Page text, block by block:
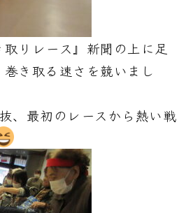
りレース』新聞の上に足
き取る速さを競いまし
、最初のレースから熱い戦